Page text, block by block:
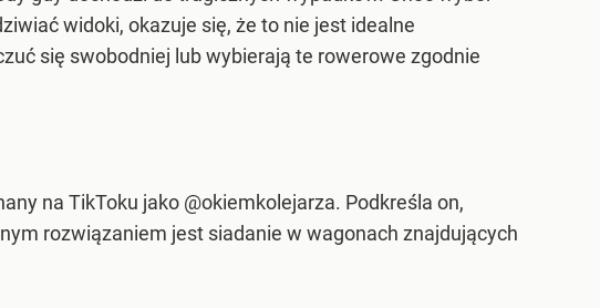
widoki, okazuje się, że to nie jest idealne
się swobodniej lub wybierają te rowerowe zgodnie
na TikToku jako @okiemkolejarza. Podkreśla on,
rozwiązaniem jest siadanie w wagonach znajdujących